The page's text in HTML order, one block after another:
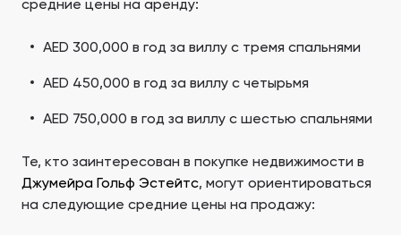
средние цены на аренду:
AED 300,000 в год за виллу с тремя спальнями
AED 450,000 в год за виллу с четырьмя
AED 750,000 в год за виллу с шестью спальнями
Те, кто заинтересован в покупке недвижимости в
Джумейра Гольф Эстейтс, могут ориентироваться
на следующие средние цены на продажу: